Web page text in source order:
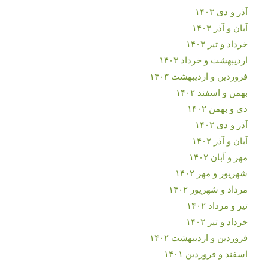
آذر و دی ۱۴۰۳
آبان و آذر ۱۴۰۳
خرداد و تیر ۱۴۰۳
اردیبهشت و خرداد ۱۴۰۳
فروردین و اردیبهشت ۱۴۰۳
بهمن و اسفند ۱۴۰۲
دی و بهمن ۱۴۰۲
آذر و دی ۱۴۰۲
آبان و آذر ۱۴۰۲
مهر و آبان ۱۴۰۲
شهریور و مهر ۱۴۰۲
مرداد و شهریور ۱۴۰۲
تیر و مرداد ۱۴۰۲
خرداد و تیر ۱۴۰۲
فروردین و اردیبهشت ۱۴۰۲
اسفند و فروردین ۱۴۰۱